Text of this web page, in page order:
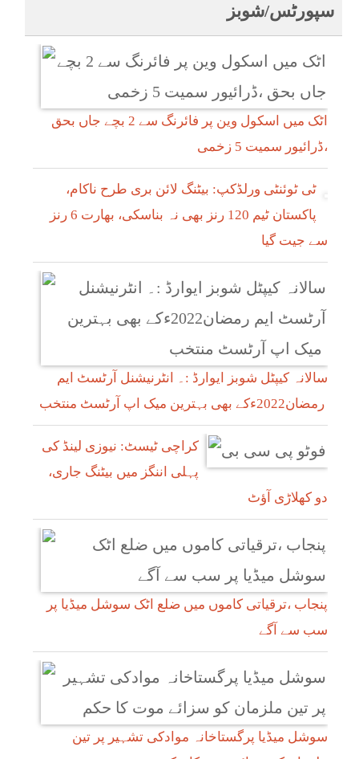
سپورٹس/شوبز
اٹک میں اسکول وین پر فائرنگ سے 2 بچے جاں بحق
،ڈرائیور سمیت 5 زخمی
ٹی ٹوئنٹی ورلڈکپ: بیٹنگ لائن بری طرح ناکام،
پاکستان ٹیم 120 رنز بھی نہ بناسکی، بھارت 6 رنز
سے جیت گیا
سالانہ کیپٹل شوبز ایوارڈ :۔ انٹرنیشنل آرٹسٹ ایم
کراچی ٹیسٹ: نیوزی لینڈ کی
پہلی اننگز میں بیٹنگ جاری،
دو کھلاڑی آؤٹ
پنجاب ،ترقیاتی کاموں میں ضلع اٹک سوشل میڈیا پر
سب سے آگے
سوشل میڈیا پرگستاخانہ موادکی تشہیر پر تین